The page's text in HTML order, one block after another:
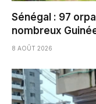
Sénégal : 97
nombreux
8 AOÛT 2026